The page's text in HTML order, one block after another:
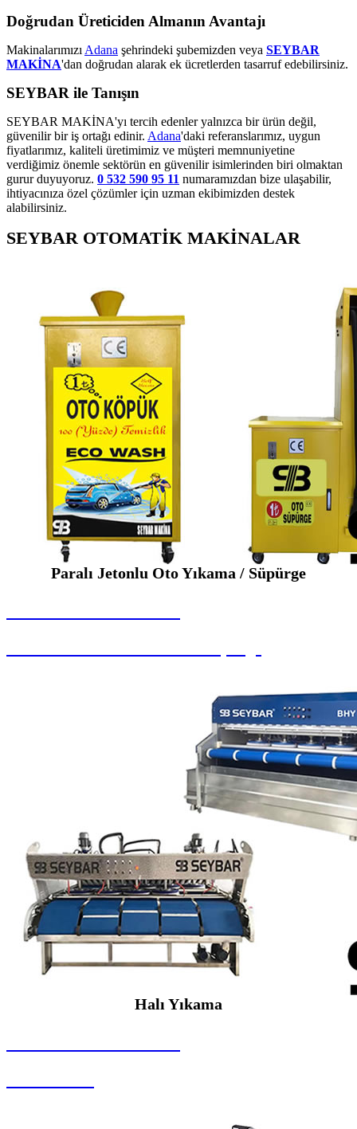
Doğrudan Üreticiden Almanın Avantajı
Makinalarımızı Adana şehrindeki şubemizden veya SEYBAR
MAKİNA'dan doğrudan alarak ek ücretlerden tasarruf edebilirsiniz.
SEYBAR ile Tanışın
SEYBAR MAKİNA'yı tercih edenler yalnızca bir ürün değil,
güvenilir bir iş ortağı edinir. Adana'daki referanslarımız, uygun
fiyatlarımız, kaliteli üretimimiz ve müşteri memnuniyetine
verdiğimiz önemle sektörün en güvenilir isimlerinden biri olmaktan
gurur duyuyoruz. 0 532 590 95 11 numaramızdan bize ulaşabilir,
ihtiyacınıza özel çözümler için uzman ekibimizden destek
alabilirsiniz.
SEYBAR OTOMATİK MAKİNALAR
Paralı Jetonlu Oto Yıkama / Süpürge
Halı Yıkama